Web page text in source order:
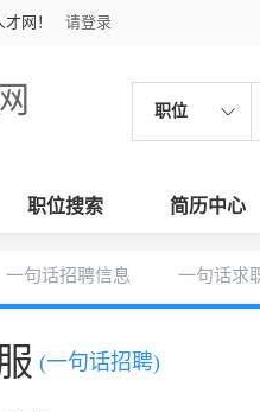
网！ 请登录
职位
职位搜索 简历中心
一句话招聘信息 一句话求
(一句话招聘)